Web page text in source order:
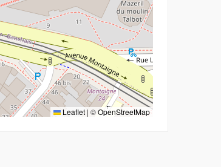
Leaflet | ©OpenStreetMap